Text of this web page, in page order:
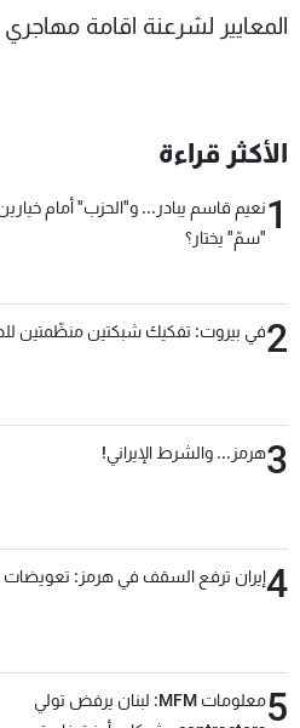
المعايير لشرعنة اقامة
الأكثر قراءة
1نعيم قاسم يبادر... و"الحزب" أمام
"سمّ" يختار؟
2في بيروت: تفكيك شبكتين منظّمتين
3هرمز... والشرط الإيراني!
4إيران ترفع السقف في هرمز: تعويضات
5
معلومات MFM: لبنان يرفض تولي